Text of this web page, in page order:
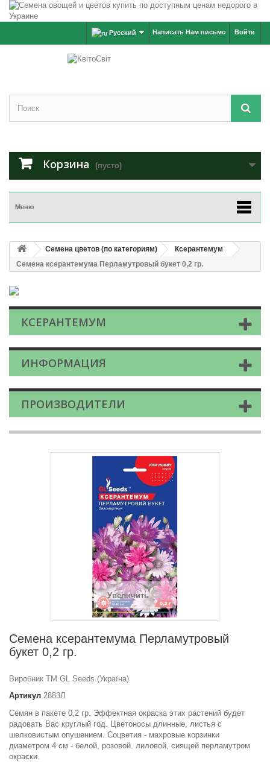
Войти
Написать Нам письмо
Русский
Корзина (пусто)
Меню
Семена цветов (по категориям)
Ксерантемум
Семена ксерантемума Перламутровый букет 0,2 гр.
КСЕРАНТЕМУМ
ИНФОРМАЦИЯ
ПРОИЗВОДИТЕЛИ
Увеличить
Семена ксерантемума Перламутровый
букет 0,2 гр.
Виробник ТМ GL Seeds (Україна)
Артикул 2883Л
Семян в пакете 0,2 гр. Эффектная окраска этих растений будет
радовать Вас круглый год. Цветоносы длинные, листья с
шелковистым опушением. Соцветия - махровые корзинки
диаметром 4 см - белой, розовой. лиловой, сиящей перламутром
окраски.